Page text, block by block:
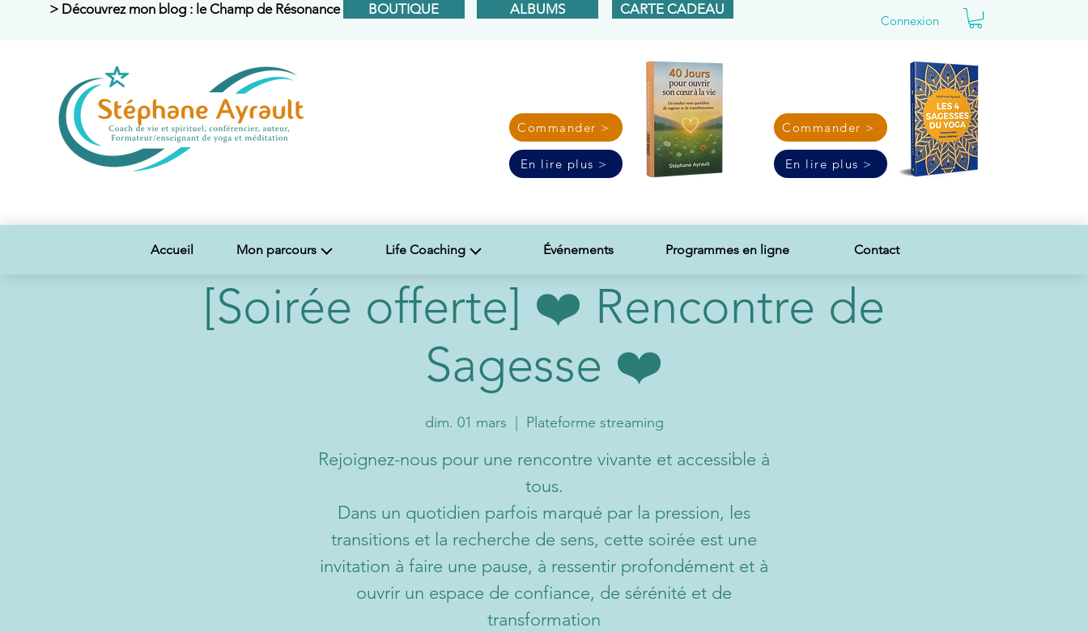
> Découvrez mon blog : le Champ de Résonance < BOUTIQUE ALBUMS CARTE CADEAU
Connexion
Commander >
En lire plus >
Commander >
En lire plus >
Accueil Mon parcours Life Coaching Événements Programmes en ligne Contact
[Soirée offerte] ❤️ Rencontre de
Sagesse ❤️
dim. 01 mars Plateforme streaming
Rejoignez-nous pour une rencontre vivante et accessible à
tous.
Dans un quotidien parfois marqué par la pression, les
transitions et la recherche de sens, cette soirée est une
invitation à faire une pause, à ressentir profondément et à
ouvrir un espace de confiance, de sérénité et de
transformation